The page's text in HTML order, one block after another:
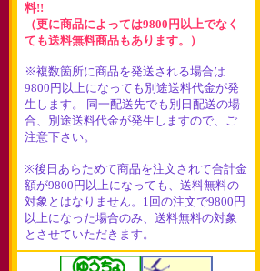
料!!
（更に商品によっては9800円以上でなく
ても送料無料商品もあります。）
※複数箇所に商品を発送される場合は
9800円以上になっても別途送料代金が発
生します。 同一配送先でも別日配送の場
合、別途送料代金が発生しますので、ご
注意下さい。
※後日あらためて商品を注文されて合計金
額が9800円以上になっても、送料無料の
対象とはなりません。1回の注文で9800円
以上になった場合のみ、送料無料の対象
とさせていただきます。